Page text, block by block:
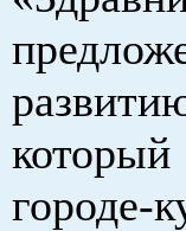
городе-